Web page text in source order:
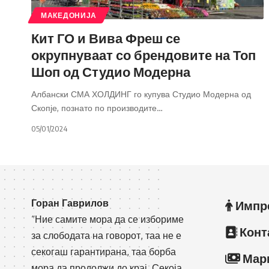
МАКЕДОНИЈА
Кит ГО и Вива Фреш се
окрупнуваат со брендовите на Топ
Шоп од Студио Модерна
Албански СМА ХОЛДИНГ го купува Студио Модерна од
Скопје, познато по производите…
05/01/2024
Горан Гаврилов
“Ние самите мора да се избориме
за слободата на говорот, таа не е
секогаш гарантирана, таа борба